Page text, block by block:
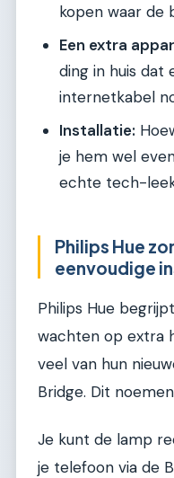
kopen waar de
Een extra
ding in huis dat
internetkabel
Installatie:
je hem wel
echte tech-
Philips Hue
eenvoudige
Philips Hue
wachten op extra
veel van hun
Bridge. Dit
Je kunt de lamp
je telefoon via de